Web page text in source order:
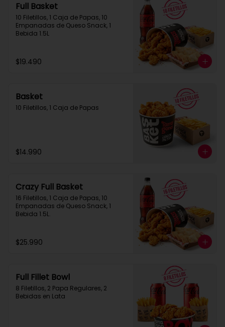
Full Basket
10 Filetillos, 1 Caja de Papas, 10
Empanadas de Queso Snack, 1
Bebida 1.5L
$19.490
Basket
10 Filetillos, 1 Caja de Papas
$14.990
Crazy Full Basket
16 Filetillos, 1 Caja de Papas, 10
Empanadas de Queso Snack, 1
Bebida 1.5L.
$25.990
Full Fillet Bowl
8 Filetillos, 2 Papa Regulares, 2
Bebidas en Lata